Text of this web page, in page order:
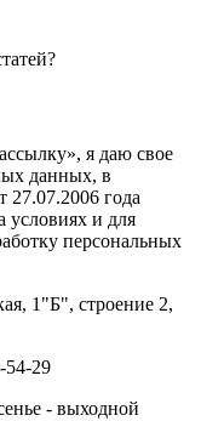
я даю свое
данных, в
27.07.2006 года
и для
персональных
1"Б", строение 2,
54-29
- выходной